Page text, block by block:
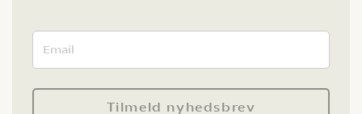
Tilmeld nyhedsbrev